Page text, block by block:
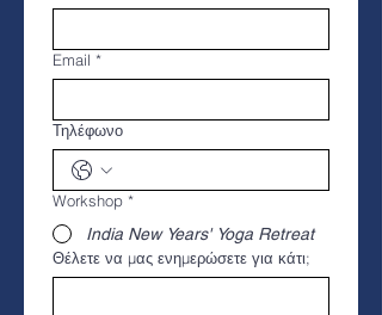
Email *
Τηλέφωνο
Workshop *
India New Years' Yoga Retreat
Θέλετε να μας ενημερώσετε για κάτι;